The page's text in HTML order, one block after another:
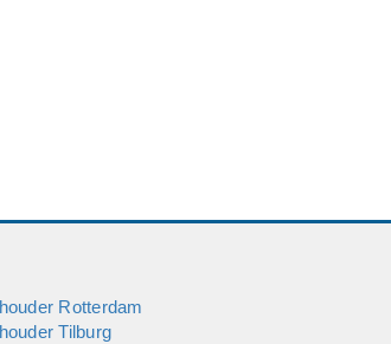
Rotterdam
Tilburg